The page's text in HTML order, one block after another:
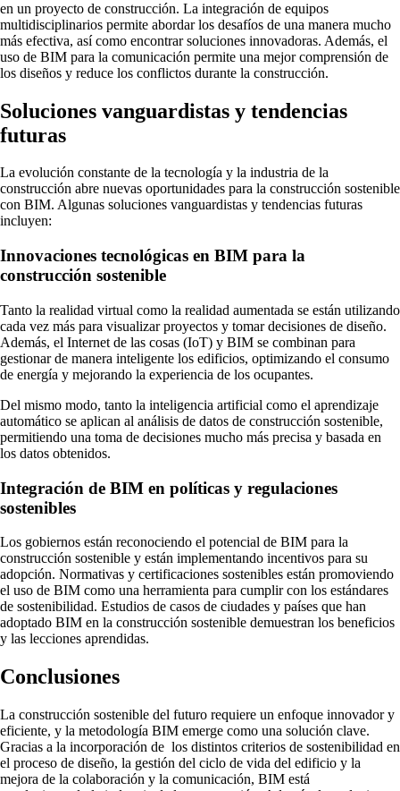
en un proyecto de construcción. La integración de equipos
multidisciplinarios permite abordar los desafíos de una manera mucho
más efectiva, así como encontrar soluciones innovadoras. Además, el
uso de BIM para la comunicación permite una mejor comprensión de
los diseños y reduce los conflictos durante la construcción.
Soluciones vanguardistas y tendencias
futuras
La evolución constante de la tecnología y la industria de la
construcción abre nuevas oportunidades para la construcción sostenible
con BIM. Algunas soluciones vanguardistas y tendencias futuras
incluyen:
Innovaciones tecnológicas en BIM para la
construcción sostenible
Tanto la realidad virtual como la realidad aumentada se están utilizando
cada vez más para visualizar proyectos y tomar decisiones de diseño.
Además, el Internet de las cosas (IoT) y BIM se combinan para
gestionar de manera inteligente los edificios, optimizando el consumo
de energía y mejorando la experiencia de los ocupantes.
Del mismo modo, tanto la inteligencia artificial como el aprendizaje
automático se aplican al análisis de datos de construcción sostenible,
permitiendo una toma de decisiones mucho más precisa y basada en
los datos obtenidos.
Integración de BIM en políticas y regulaciones
sostenibles
Los gobiernos están reconociendo el potencial de BIM para la
construcción sostenible y están implementando incentivos para su
adopción. Normativas y certificaciones sostenibles están promoviendo
el uso de BIM como una herramienta para cumplir con los estándares
de sostenibilidad. Estudios de casos de ciudades y países que han
adoptado BIM en la construcción sostenible demuestran los beneficios
y las lecciones aprendidas.
Conclusiones
La construcción sostenible del futuro requiere un enfoque innovador y
eficiente, y la metodología BIM emerge como una solución clave.
Gracias a la incorporación de los distintos criterios de sostenibilidad en
el proceso de diseño, la gestión del ciclo de vida del edificio y la
mejora de la colaboración y la comunicación, BIM está